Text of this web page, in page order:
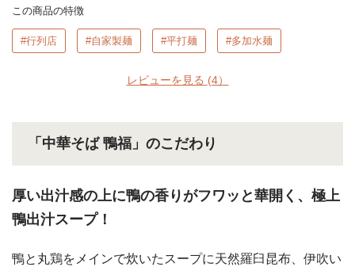
この商品の特徴
#行列店 #自家製麺 #平打麺 #多加水麺
レビューを見る (4）
「中華そば 鴨福」のこだわり
厚い出汁感の上に鴨の香りがフワッと華開く、極上
鴨出汁スープ！
鴨と丸鶏をメインで炊いたスープに天然羅臼昆布、伊吹い